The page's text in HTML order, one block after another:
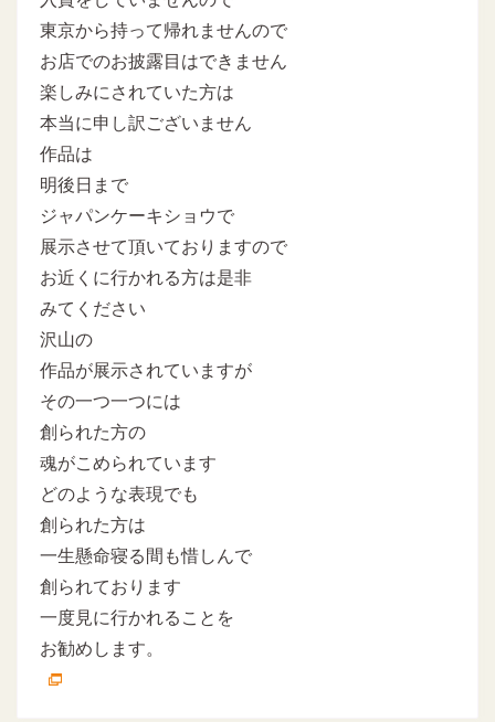
東京から持って帰れませんので
お店でのお披露目はできません
楽しみにされていた方は
本当に申し訳ございません
作品は
明後日まで
ジャパンケーキショウで
展示させて頂いておりますので
お近くに行かれる方は是非
みてください
沢山の
作品が展示されていますが
その一つ一つには
創られた方の
魂がこめられています
どのような表現でも
創られた方は
一生懸命寝る間も惜しんで
創られております
一度見に行かれることを
お勧めします。